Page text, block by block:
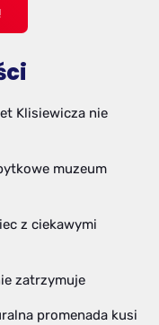
Klisiewicza nie
muzeum
z ciekawymi
zatrzymuje
promenada kusi